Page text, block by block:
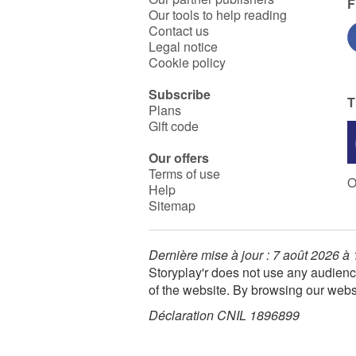
Darsha... Mais,surtout, il
prendra conscience de
l’absurdité de l’un et l’autre
des systèmes et s’insurgera
contre la tyrannie de son
Un roman qui incite à nuancer
sa pensée et à s’élever contre
les diverses formes de
violence.
Our tools to help reading
Contact us
Legal notice
Cookie policy
Subscribe
Plans
Gift code
Our offers
Terms of use
Help
Sitemap
Dernière mise à jour : 7 août 2026 à
Storyplay'r does not use any
of the website. By browsing our
Déclaration CNIL 1896899